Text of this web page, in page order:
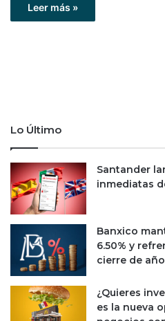
Leer más »
Lo Último
Santander
inmediatas
Banxico
6.50% y
cierre de año
¿Quieres
es la nueva